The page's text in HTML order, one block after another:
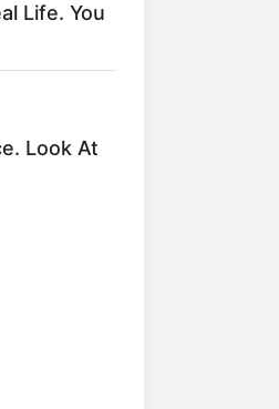
Life. You
Look At